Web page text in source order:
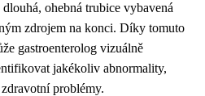
ohebná trubice vybavená
zdrojem na konci. Díky tomuto
gastroenterolog vizuálně
jakékoliv abnormality,
problémy.